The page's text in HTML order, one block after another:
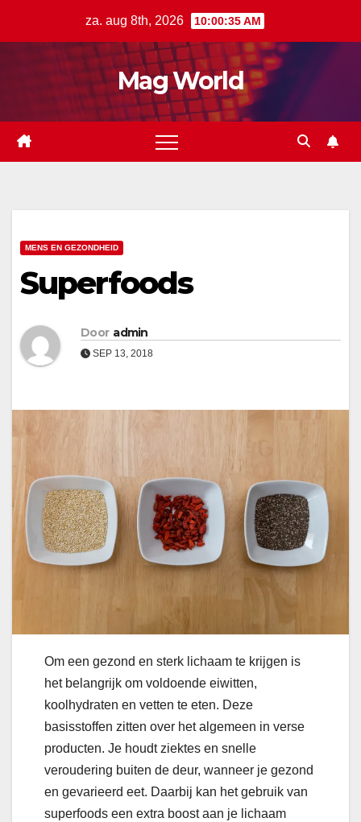
za. aug 8th, 2026 10:00:36 AM
Mag World
MENS EN GEZONDHEID
Superfoods
Door admin
SEP 13, 2018
Om een gezond en sterk lichaam te krijgen is
het belangrijk om voldoende eiwitten,
koolhydraten en vetten te eten. Deze
basisstoffen zitten over het algemeen in verse
producten. Je houdt ziektes en snelle
veroudering buiten de deur, wanneer je gezond
en gevarieerd eet. Daarbij kan het gebruik van
superfoods een extra boost aan je lichaam